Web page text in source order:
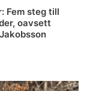
Fem steg till
oavsett